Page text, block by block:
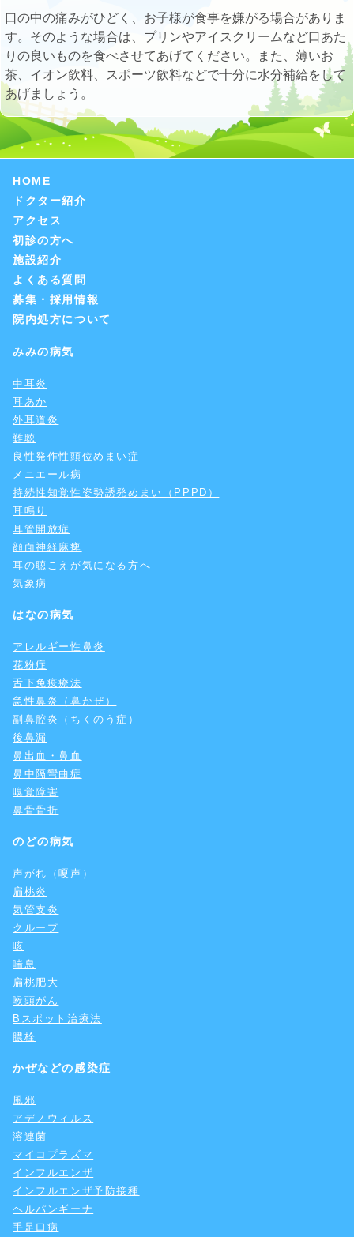
口の中の痛みがひどく、お子様が食事を嫌がる場合がありま
す。そのような場合は、プリンやアイスクリームなど口あた
りの良いものを食べさせてあげてください。また、薄いお
茶、イオン飲料、スポーツ飲料などで十分に水分補給をして
あげましょう。
HOME
ドクター紹介
アクセス
初診の方へ
施設紹介
よくある質問
募集・採用情報
院内処方について
みみの病気
中耳炎
耳あか
外耳道炎
難聴
良性発作性頭位めまい症
メニエール病
持続性知覚性姿勢誘発めまい（PPPD）
耳鳴り
耳管開放症
顔面神経麻痺
耳の聴こえが気になる方へ
気象病
はなの病気
アレルギー性鼻炎
花粉症
舌下免疫療法
急性鼻炎（鼻かぜ）
副鼻腔炎（ちくのう症）
後鼻漏
鼻出血・鼻血
鼻中隔彎曲症
嗅覚障害
鼻骨骨折
のどの病気
声がれ（嗄声）
扁桃炎
気管支炎
クループ
咳
喘息
扁桃肥大
喉頭がん
Bスポット治療法
膿栓
かぜなどの感染症
風邪
アデノウィルス
溶連菌
マイコプラズマ
インフルエンザ
インフルエンザ予防接種
ヘルパンギーナ
手足口病